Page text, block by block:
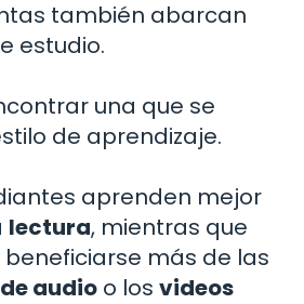
también abarcan
estudio.
una que se
de aprendizaje.
aprenden mejor
lectura, mientras que
más de las
audio o los videos